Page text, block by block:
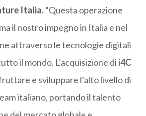
Italia.“Questa operazione
il nostro impegno in Italia e nel
attraverso le tecnologie digitali
il mondo. L’acquisizione di i4C
e sviluppare l’alto livello di
italiano, portando il talento